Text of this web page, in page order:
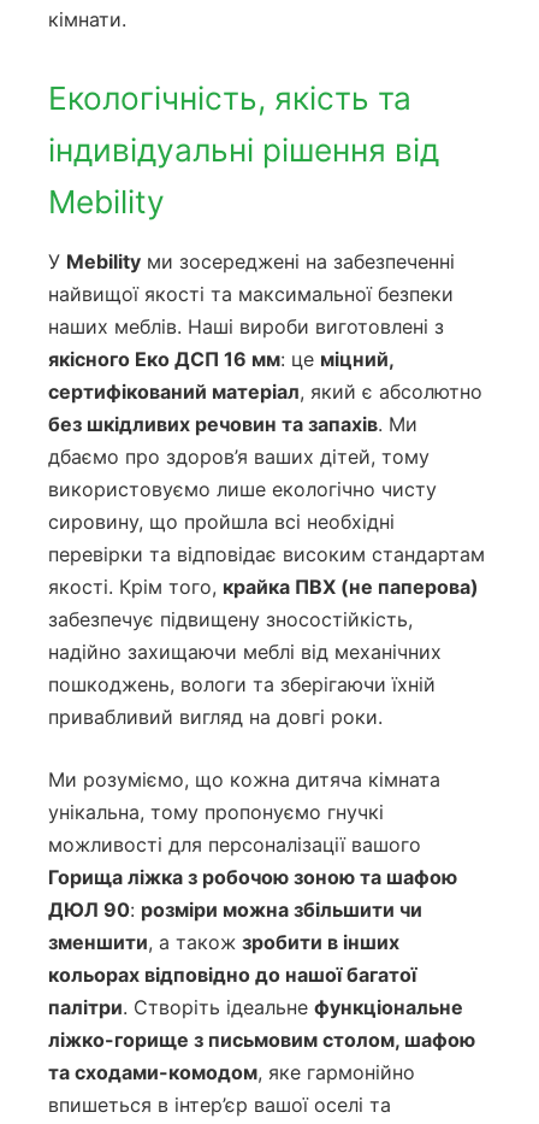
кімнати.
Екологічність, якість та
індивідуальні рішення від
Mebility
У Mebility ми зосереджені на забезпеченні
найвищої якості та максимальної безпеки
наших меблів. Наші вироби виготовлені з
якісного Еко ДСП 16 мм: це міцний,
сертифікований матеріал, який є абсолютно
без шкідливих речовин та запахів. Ми
дбаємо про здоров’я ваших дітей, тому
використовуємо лише екологічно чисту
сировину, що пройшла всі необхідні
перевірки та відповідає високим стандартам
якості. Крім того, крайка ПВХ (не паперова)
забезпечує підвищену зносостійкість,
надійно захищаючи меблі від механічних
пошкоджень, вологи та зберігаючи їхній
привабливий вигляд на довгі роки.
Ми розуміємо, що кожна дитяча кімната
унікальна, тому пропонуємо гнучкі
можливості для персоналізації вашого
Горища ліжка з робочою зоною та шафою
ДЮЛ 90: розміри можна збільшити чи
зменшити, а також зробити в інших
кольорах відповідно до нашої багатої
палітри. Створіть ідеальне функціональне
ліжко-горище з письмовим столом, шафою
та сходами-комодом, яке гармонійно
впишеться в інтер’єр вашої оселі та